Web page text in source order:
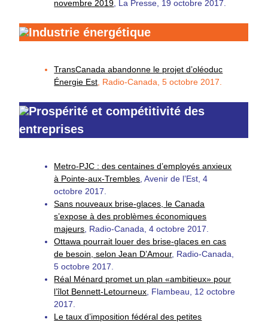
novembre 2019 , La Presse, 19 octobre 2017.
Industrie énergétique
TransCanada abandonne le projet d’oléoduc
Énergie Est , Radio-Canada, 5 octobre 2017.
Prospérité et compétitivité des
entreprises
Metro-PJC : des centaines d’employés anxieux
à Pointe-aux-Trembles , Avenir de l’Est, 4
octobre 2017.
Sans nouveaux brise-glaces, le Canada
s’expose à des problèmes économiques
majeurs , Radio-Canada, 4 octobre 2017.
Ottawa pourrait louer des brise-glaces en cas
de besoin, selon Jean D’Amour, Radio-Canada,
5 octobre 2017.
Réal Ménard promet un plan «ambitieux» pour
l’îlot Bennett-Letourneux , Flambeau, 12 octobre
2017.
Le taux d’imposition fédéral des petites